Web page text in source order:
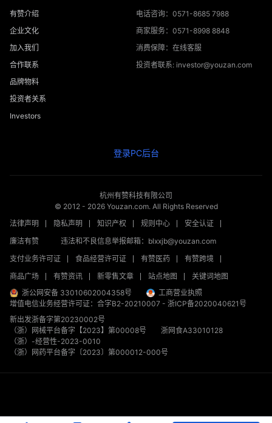
有赞介绍
企业文化
加入我们
合作联系
品牌物料
投资者关系
Investors
电话咨询：0571-8685 7988
商家服务：0571-8998 8848
消费保障：在线客服
投资者联系: investor@youzan.com
登录PC后台
杭州有赞科技有限公司
© 2012 - 2026Youzan.com. All Rights Reserved
法律声明
隐私声明 知识产权 规则中心
安全认证
廉洁有赞
违法和不良信息举报邮箱：blxxjb@youzan.com
支付业务许可证
食品经营许可证 有赞医药
有赞跨境
商品广场
有赞资讯 新零售文章 站点地图
关键词地图
浙公网安备 33010602004358号
工商营业执照
增值电信业务经营许可证：合字B2-20210007 - 浙ICP备2020040621号
新出发浙备字第20230002号
（浙）网械平台备字【2023】第00008号
浙网食A33010128
（浙）-经营性-2023-0010
（浙）网药平台备字〔2023〕第000012-000号